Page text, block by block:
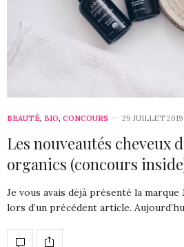
BEAUTÉ, BIO, CONCOURS 29 JUILLET 2019
Les nouveautés cheveux
organics (concours
Je vous avais déjà présenté la
lors d’un précédent article.